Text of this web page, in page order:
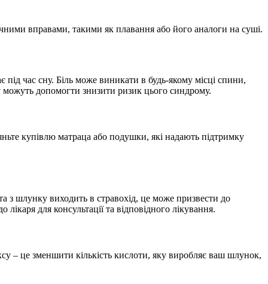
вправами, такими як плавання або його аналоги на суші.
час сну. Біль може виникати в будь-якому місці спини,
можуть допомогти знизити ризик цього синдрому.
купівлю матраца або подушки, які надають підтримку
з шлунку виходить в стравохід, це може призвести до
для консультації та відповідного лікування.
– це зменшити кількість кислоти, яку виробляє ваш шлунок,